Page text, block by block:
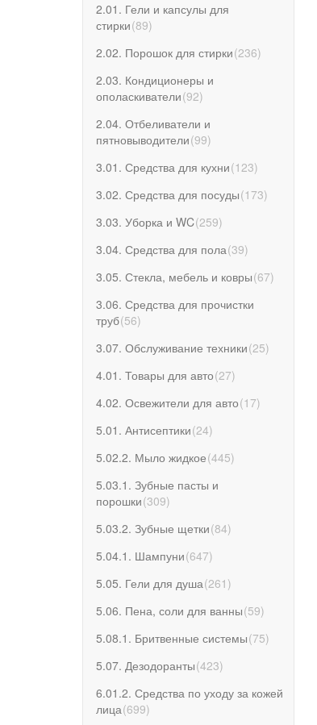
2.01. Гели и капсулы для
стирки(89)
2.02. Порошок для стирки(236)
2.03. Кондиционеры и
ополаскиватели(92)
2.04. Отбеливатели и
пятновыводители(99)
3.01. Средства для кухни(123)
3.02. Средства для посуды(173)
3.03. Уборка и WC(259)
3.04. Средства для пола(39)
3.05. Стекла, мебель и ковры(67)
3.06. Средства для прочистки
труб(56)
3.07. Обслуживание техники(25)
4.01. Товары для авто(27)
4.02. Освежители для авто(17)
5.01. Антисептики(24)
5.02.2. Мыло жидкое(445)
5.03.1. Зубные пасты и
порошки(309)
5.03.2. Зубные щетки(84)
5.04.1. Шампуни(647)
5.05. Гели для душа(261 )
5.06. Пена, соли для ванны(59)
5.08.1. Бритвенные системы(75)
5.07. Дезодоранты(423)
6.01.2. Средства по уходу за кожей
лица(699)